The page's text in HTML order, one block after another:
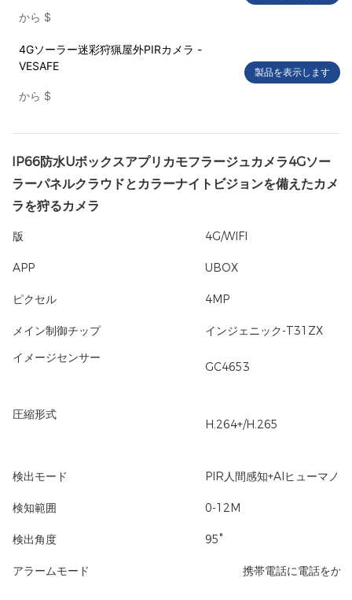
から $
4Gソーラー迷彩狩猟屋外PIRカメラ -
VESAFE
から $
製品を表示します
IP66防水Uボックスアプリカモフラージュカメラ4Gソー
ラーパネルクラウドとカラーナイトビジョンを備えたカメ
ラを狩るカメラ
版 4G/WIFI
APP UBOX
ピクセル 4MP
メイン制御チップ
インジェニック-T31ZX
イメージセンサー
GC4653
圧縮形式
H.264+/H.265
検出モード PIR人間感知+AIヒューマノ
検知範囲 0-12M
検出角度 95°
アラームモード 携帯電話に電話をかけ